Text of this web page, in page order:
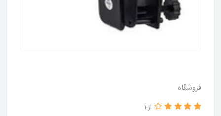
فروشگاه
از 1